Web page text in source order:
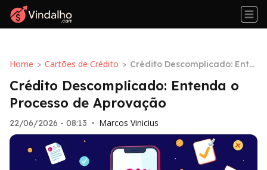
Home > Cartões de Crédito > Crédito Descomplicado: Ente
nda o Processo de Aprovaçã
o
Crédito Descomplicado: Entenda o
Processo de Aprovação
22/06/2026 - 08:13 • Marcos Vinicius